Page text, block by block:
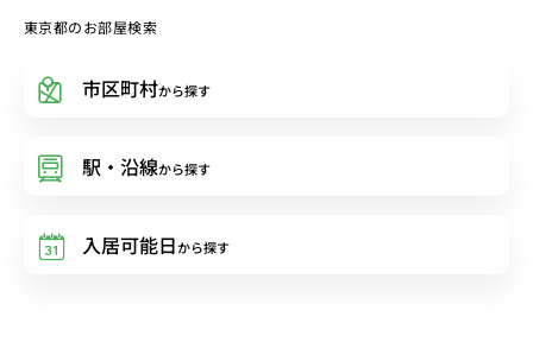
東京都のお部屋検索
市区町村から探す
駅・沿線から探す
入居可能日から探す